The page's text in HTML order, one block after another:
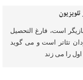
۳ بهمن ۱۳۶۵ در تهران، بازیگر است، فارغ التحصیل
تئاتر است و می گوید
را می زند